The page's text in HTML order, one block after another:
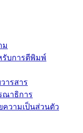
ม
รับการตีพิมพ์
ารสาร
ณาธิการ
ความเป็นส่วนตัว